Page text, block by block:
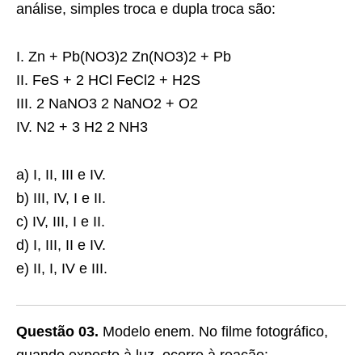
análise, simples troca e dupla troca são:
I. Zn + Pb(NO3)2 Zn(NO3)2 + Pb
II. FeS + 2 HCl FeCl2 + H2S
III. 2 NaNO3 2 NaNO2 + O2
IV. N2 + 3 H2 2 NH3
a) I, II, III e IV.
b) III, IV, I e II.
c) IV, III, I e II.
d) I, III, II e IV.
e) II, I, IV e III.
Questão 03. Modelo enem. No filme fotográfico,